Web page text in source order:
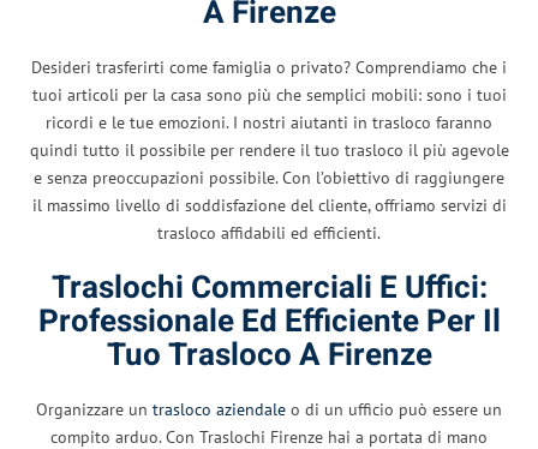
A Firenze
Desideri trasferirti come famiglia o privato? Comprendiamo che i
tuoi articoli per la casa sono più che semplici mobili: sono i tuoi
ricordi e le tue emozioni. I nostri aiutanti in trasloco faranno
quindi tutto il possibile per rendere il tuo trasloco il più agevole
e senza preoccupazioni possibile. Con l’obiettivo di raggiungere
il massimo livello di soddisfazione del cliente, offriamo servizi di
trasloco affidabili ed efficienti.
Traslochi Commerciali E Uffici:
Professionale Ed Efficiente Per Il
Tuo Trasloco A Firenze
Organizzare un trasloco aziendale o di un ufficio può essere un
compito arduo. Con Traslochi Firenze hai a portata di mano